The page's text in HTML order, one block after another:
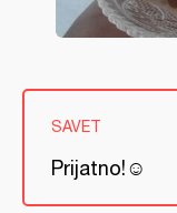
SAVET
Prijatno!☺